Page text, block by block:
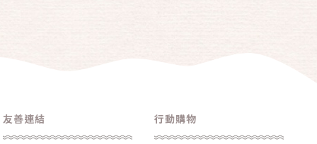
友善連結 行動購物